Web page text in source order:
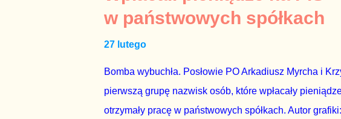
prawdziwe” jest konieczne, ponieważ mamy do
reputacji, ale mimo upływu czasu, informacje nie
oskarżany polityk milczy. Tygod...
w państwowych spółkach
27 lutego
Bomba wybuchła. Posłowie PO Arkadiusz Myrcha i
pierwszą grupę nazwisk osób, które wpłacały
otrzymały pracę w państwowych spółkach. Autor